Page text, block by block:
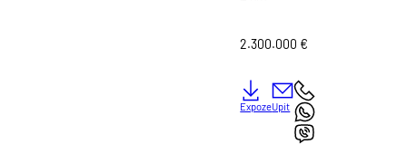
2.300.000 €
ExpozeUpit